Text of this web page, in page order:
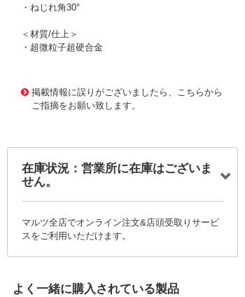
・ねじれ角30°
＜材質/仕上＞
・超微粒子超硬合金
掲載情報に誤りがございましたら、こちらから
ご指摘をお願い致します。
在庫状況：営業所に在庫はございま
せん。
マルツ全店でオンライン注文&店頭受取りサービ
スをご利用いただけます。
よく一緒に購入されている製品